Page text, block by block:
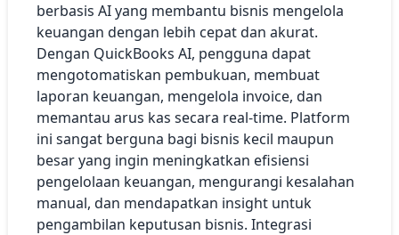
berbasis AI yang membantu bisnis mengelola
keuangan dengan lebih cepat dan akurat.
Dengan QuickBooks AI, pengguna dapat
mengotomatiskan pembukuan, membuat
laporan keuangan, mengelola invoice, dan
memantau arus kas secara real-time. Platform
ini sangat berguna bagi bisnis kecil maupun
besar yang ingin meningkatkan efisiensi
pengelolaan keuangan, mengurangi kesalahan
manual, dan mendapatkan insight untuk
pengambilan keputusan bisnis. Integrasi